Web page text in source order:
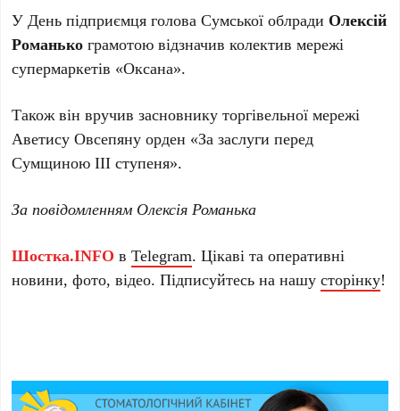
У День підприємця голова Сумської облради Олексій
Романько грамотою відзначив колектив мережі
супермаркетів «Оксана».
Також він вручив засновнику торгівельної мережі
Аветису Овсепяну орден «За заслуги перед
Сумщиною ІІІ ступеня».
За повідомленням Олексія Романька
Шостка.INFO вTelegram. Цікаві та оперативні
новини, фото, відео. Підписуйтесь на нашусторінку!